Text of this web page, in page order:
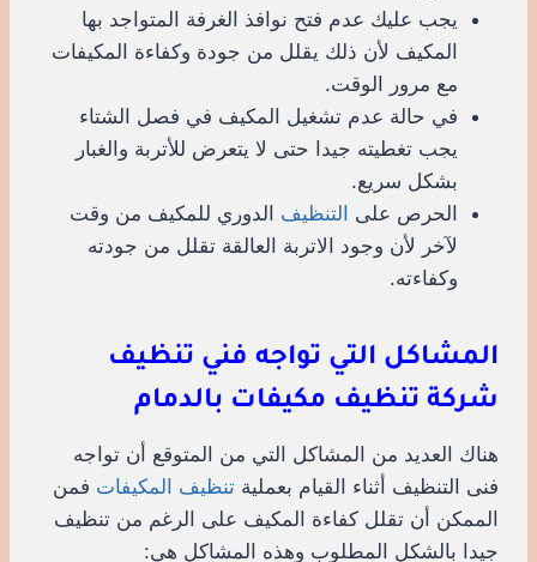
يجب عليك عدم فتح نوافذ الغرفة المتواجد بها
المكيف لأن ذلك يقلل من جودة وكفاءة المكيفات
مع مرور الوقت.
في حالة عدم تشغيل المكيف في فصل الشتاء
يجب تغطيته جيدا حتى لا يتعرض للأتربة والغبار
بشكل سريع.
الحرص على التنظيف الدوري للمكيف من وقت
لآخر لأن وجود الاتربة العالقة تقلل من جودته
وكفاءته.
المشاكل التي تواجه فني تنظيف
شركة تنظيف مكيفات بالدمام
هناك العديد من المشاكل التي من المتوقع أن تواجه
فنى التنظيف أثناء القيام بعملية تنظيف المكيفات فمن
الممكن أن تقلل كفاءة المكيف على الرغم من تنظيف
جيدا بالشكل المطلوب وهذه المشاكل هي: